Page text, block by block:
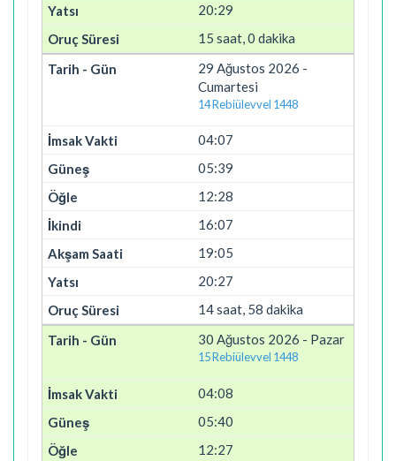
20:29
15 saat, 0 dakika
29 Ağustos 2026 -
Cumartesi
14 Rebiülevvel 1448
04:07
05:39
12:28
16:07
19:05
20:27
14 saat, 58 dakika
30 Ağustos 2026 - Pazar
15 Rebiülevvel 1448
04:08
05:40
12:27